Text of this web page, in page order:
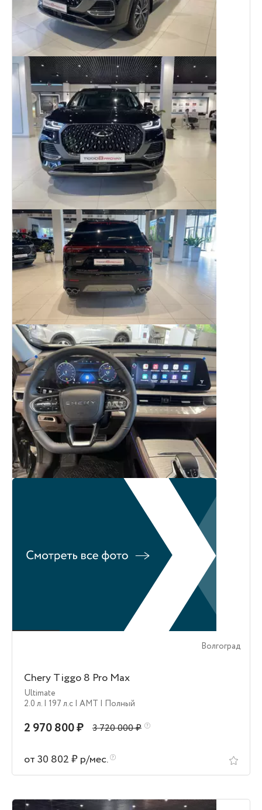
Волгоград
Chery Tiggo 8 Pro Max
Ultimate
2.0 л. | 197 л.c | AMT | Полный
2 970 800 ₽ 3 720 000 ₽
от 30 802 ₽ р/мес.